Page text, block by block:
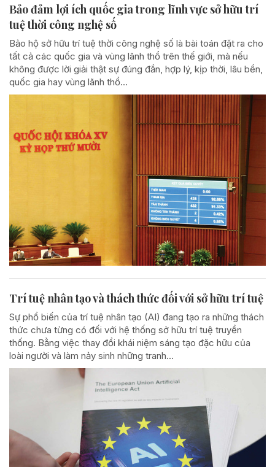
Bảo đảm lợi ích quốc gia trong lĩnh vực sở hữu trí
tuệ thời công nghệ số
Bảo hộ sở hữu trí tuệ thời công nghệ số là bài toán đặt ra cho
tất cả các quốc gia và vùng lãnh thổ trên thế giới, mà nếu
không được lời giải thật sự đúng đắn, hợp lý, kịp thời, lâu bền,
quốc gia hay vùng lãnh thổ...
Trí tuệ nhân tạo và thách thức đối với sở hữu trí tuệ
Sự phổ biến của trí tuệ nhân tạo (AI) đang tạo ra những thách
thức chưa từng có đối với hệ thống sở hữu trí tuệ truyền
thống. Bằng việc thay đổi khái niệm sáng tạo đặc hữu của
loài người và làm nảy sinh những tranh...